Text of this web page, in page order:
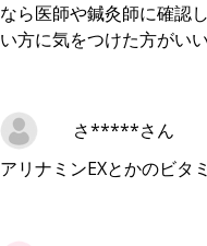
なら医師や鍼灸師に確認
い方に気をつけた方がい
さ*****さん
アリナミンEXとかのビタ